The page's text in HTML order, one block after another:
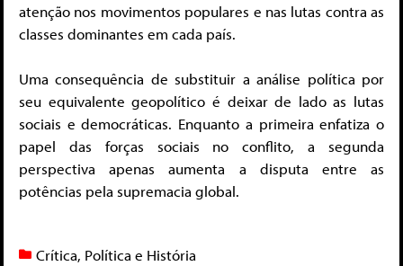
atenção nos movimentos populares e nas lutas contra as
classes dominantes em cada país.
Uma consequência de substituir a análise política por
seu equivalente geopolítico é deixar de lado as lutas
sociais e democráticas. Enquanto a primeira enfatiza o
papel das forças sociais no conflito, a segunda
perspectiva apenas aumenta a disputa entre as
potências pela supremacia global.
Crítica, Política e História